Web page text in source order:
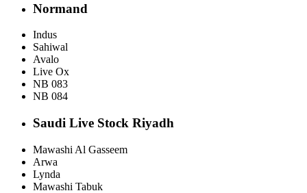
Normand
Indus
Sahiwal
Avalo
Live Ox
NB 083
NB 084
Saudi Live Stock Riyadh
Mawashi Al Gasseem
Arwa
Lynda
Mawashi Tabuk